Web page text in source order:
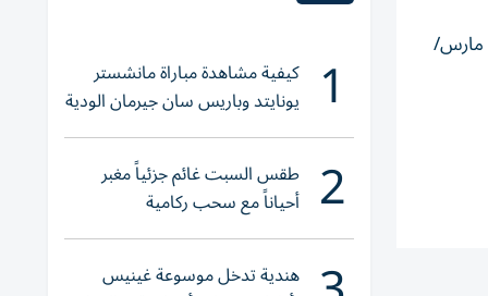
وأظهرت بيانات من شركتي كبلر ومجموعة بورصات لندن ​أنه جرى تحميل الناقلة ‌بشحنتها من ميناء رأس لفان القطري ⁠يومي 1 و2 مارس/ 1 كيفية مشاهدة مباراة مانشستر
يونايتد وباريس سان جيرمان الودية
والقنوات الناقلة
2 طقس السبت غائم جزئياً مغبر
أحياناً مع سحب ركامية
هندية تدخل موسوعة غينيس